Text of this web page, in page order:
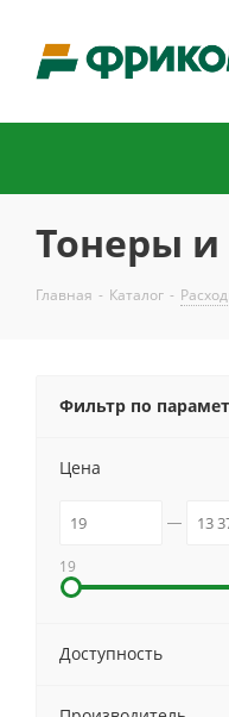
Тонеры
Главная - Каталог -
Фильтр по
Цена
19
Доступность